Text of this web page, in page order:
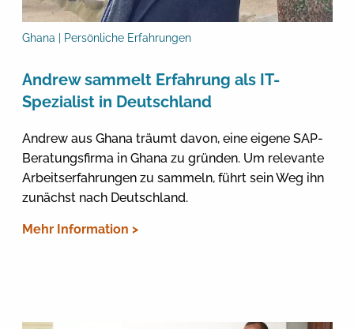
Ghana | Persönliche Erfahrungen
Andrew sammelt Erfahrung als IT-
Spezialist in Deutschland
Andrew aus Ghana träumt davon, eine eigene SAP-
Beratungsfirma in Ghana zu gründen. Um relevante
Arbeitserfahrungen zu sammeln, führt sein Weg ihn
zunächst nach Deutschland.
Mehr Information >